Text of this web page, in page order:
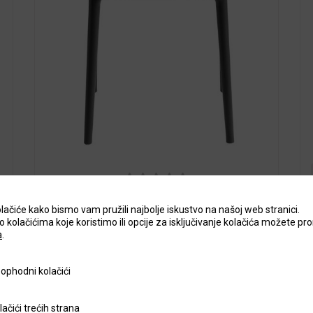
5
kako bismo vam pružili najbolje iskustvo na našoj web stranici.
kolačićima koje koristimo ili opcije za isključivanje kolačića možete
kolačićikolačići
strana
trećih strana